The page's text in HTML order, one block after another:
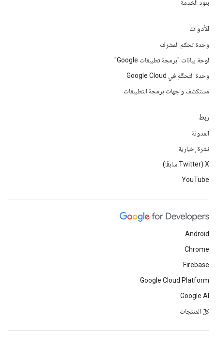
بنود الخدمة
الأدوات
وحدة تحكم المشرف
لوحة بيانات "برمجة تطبيقات Google"
وحدة التحكّم في Google Cloud
مستكشف واجهات برمجة التطبيقات
ربط
المدونة
نشرة إخبارية
‫X ‏(Twitter سابقًا)
YouTube
Android
Chrome
Firebase
Google Cloud Platform
Google AI
كلّ المنتجات